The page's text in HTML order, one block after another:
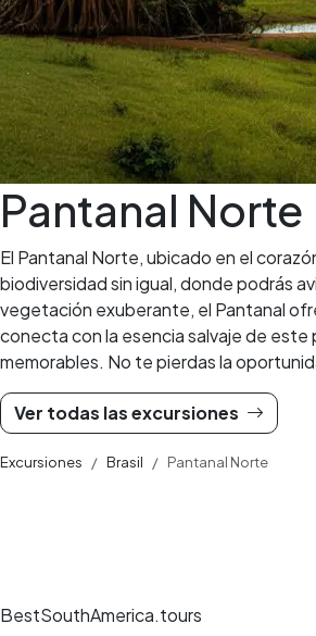
Pantanal Norte
El Pantanal Norte, ubicado en el
biodiversidad sin igual, donde podrás
vegetación exuberante, el Pantanal
conecta con la esencia salvaje de
memorables. No te pierdas la
Ver todas las excursiones
Excursiones Brasil Pantanal Norte
BestSouthAmerica.tours